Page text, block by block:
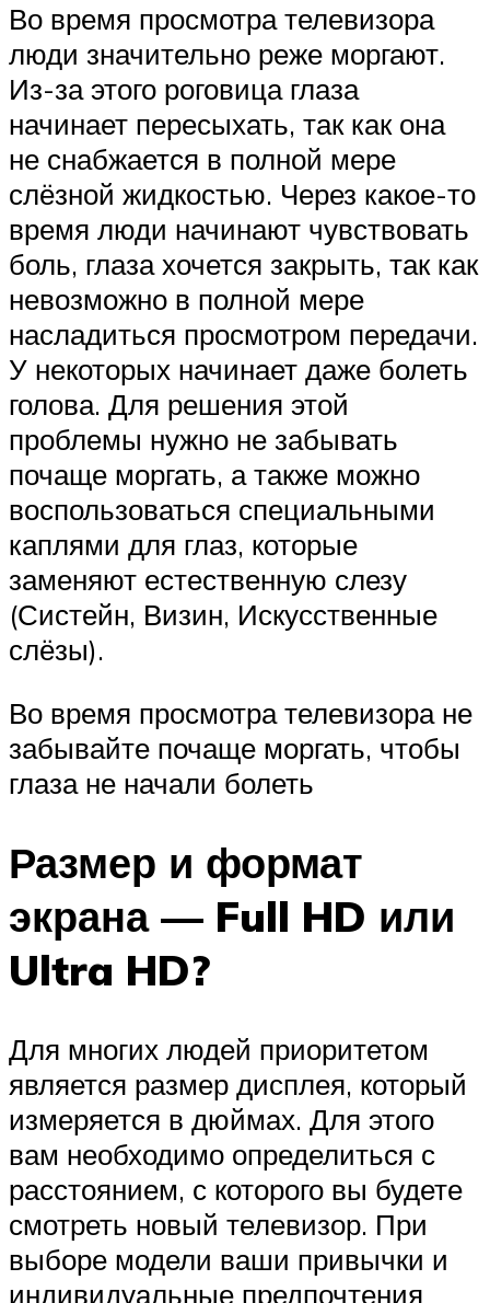
Во время просмотра телевизора
люди значительно реже моргают.
Из-за этого роговица глаза
начинает пересыхать, так как она
не снабжается в полной мере
слёзной жидкостью. Через какое-то
время люди начинают чувствовать
боль, глаза хочется закрыть, так как
невозможно в полной мере
насладиться просмотром передачи.
У некоторых начинает даже болеть
голова. Для решения этой
проблемы нужно не забывать
почаще моргать, а также можно
воспользоваться специальными
каплями для глаз, которые
заменяют естественную слезу
(Систейн, Визин, Искусственные
слёзы).
Во время просмотра телевизора не
забывайте почаще моргать, чтобы
глаза не начали болеть
Размер и формат
экрана — Full HD или
Ultra HD?
Для многих людей приоритетом
является размер дисплея, который
измеряется в дюймах. Для этого
вам необходимо определиться с
расстоянием, с которого вы будете
смотреть новый телевизор. При
выборе модели ваши привычки и
индивидуальные предпочтения